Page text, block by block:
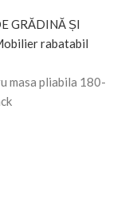
GRĂDINĂ ȘI
rabatabil
masa pliabila 180-